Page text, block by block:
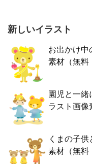
新しいイラスト
お出かけ中
素材（無料
園児と一緒
ラスト画
くまの子
素材（無料